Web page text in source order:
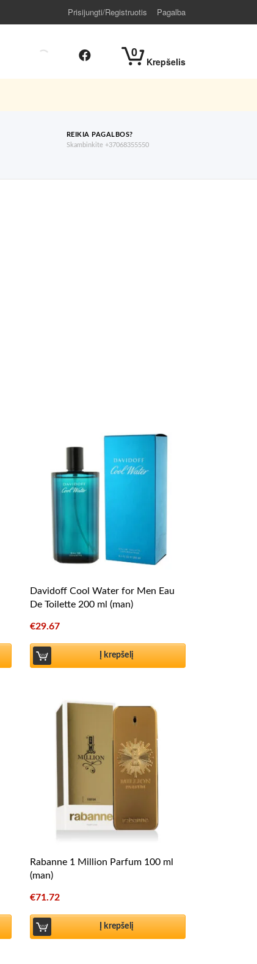
Prisijungti/Registruotis Pagalba
0
Krepšelis
REIKIA PAGALBOS?
Skambinkite +37068355550
Davidoff Cool Water for Men Eau
De Toilette 200 ml (man)
€29.67
Į krepšelį
Rabanne 1 Million Parfum 100 ml
(man)
€71.72
Į krepšelį